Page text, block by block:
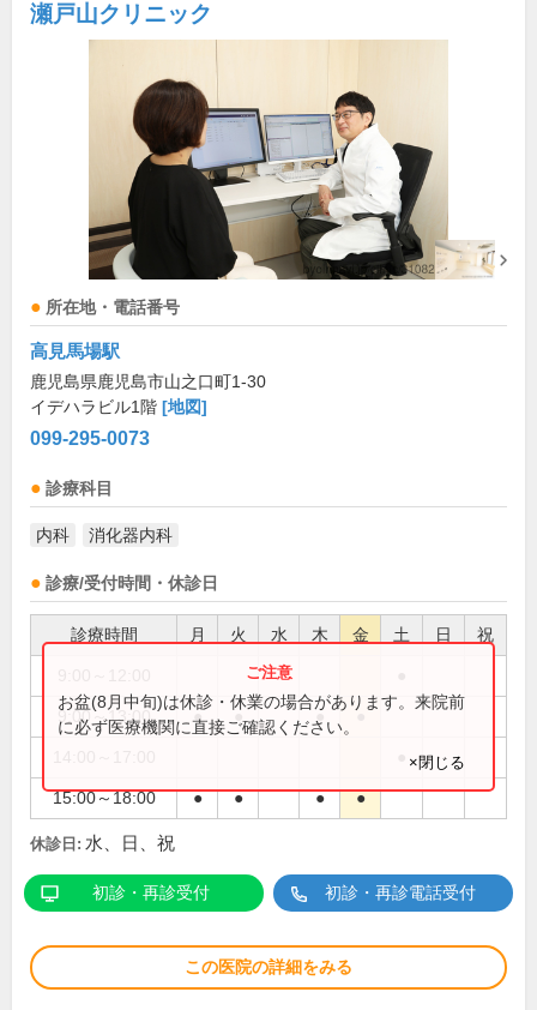
瀬戸山クリニック
所在地・電話番号
高見馬場駅
鹿児島県鹿児島市山之口町1-30
イデハラビル1階 [地図]
099-295-0073
診療科目
内科 消化器内科
診療/受付時間・休診日
診療時間 月 火 水 木 金 土 日 祝
9:00～13:00 ● ● ● ●
15:00～18:00 ● ● ● ●
お盆(8月中旬)は休診・休業の場合があります。来院前
に必ず医療機関に直接ご確認ください。
×閉じる
休診日: 水、日、祝
初診・再診受付 初診・再診電話受付
この医院の詳細をみる